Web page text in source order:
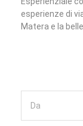
esperienze di
Matera e la